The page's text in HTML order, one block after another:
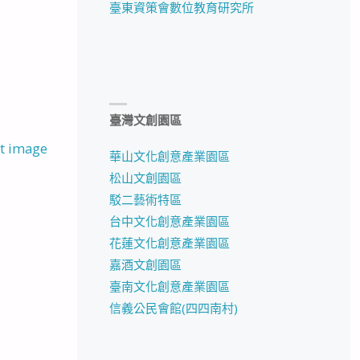
image
臺東資策會數位教育研究所
臺灣文創園區
華山文化創意產業園區
松山文創園區
駁二藝術特區
台中文化創意產業園區
花蓮文化創意產業園區
嘉酒文創園區
臺南文化創意產業園區
信義公民會館(四四南村)